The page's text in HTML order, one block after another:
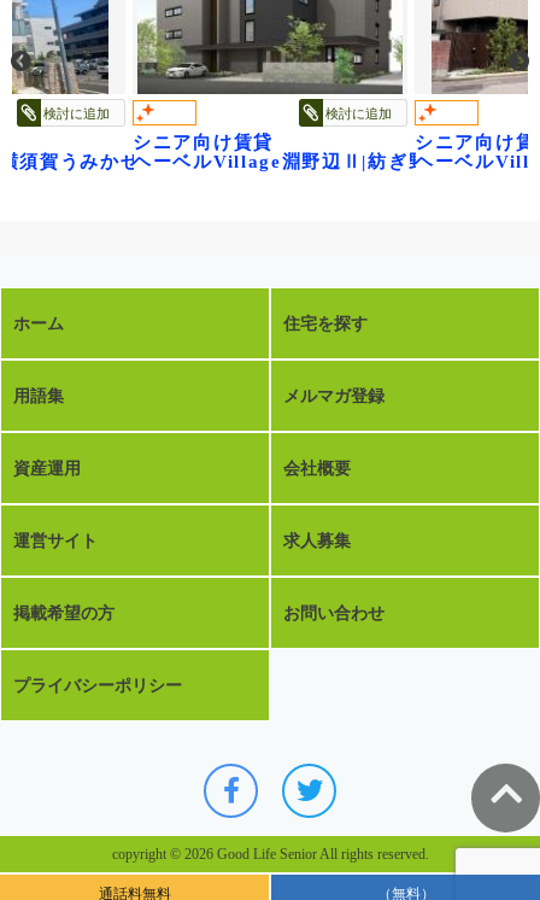
検討に追加
須賀うみかぜ公園
検討に追加
シニア向け賃貸
ヘーベルVillage淵野辺Ⅱ|紡ぎ野
シニア向け賃
ヘーベル
ホーム 住宅を探す
用語集 メルマガ登録
資産運用 会社概要
運営サイト 求人募集
掲載希望の方 お問い合わせ
プライバシーポリシー
copyright © 2026 Good Life Senior All rights reserved.
通話料無料 （無料）